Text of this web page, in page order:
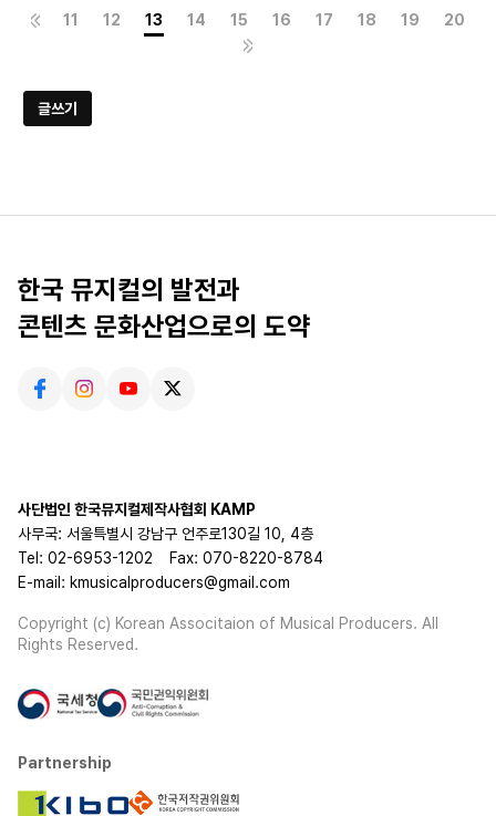
11 12 13 14 15 16 17 18 19 20
글쓰기
한국 뮤지컬의 발전과
콘텐츠 문화산업으로의 도약
사단법인 한국뮤지컬제작사협회 KAMP
사무국: 서울특별시 강남구 언주로130길 10, 4층
Tel: 02-6953-1202
Fax: 070-8220-8784
E-mail: kmusicalproducers@gmail.com
Copyright (c) Korean Associtaion of Musical Producers. All
Rights Reserved.
Partnership